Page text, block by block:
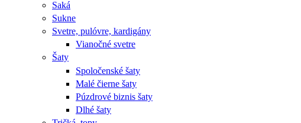
Saká
Sukne
Svetre, pulóvre, kardigány
Vianočné svetre
Šaty
Spoločenské šaty
Malé čierne šaty
Púzdrové biznis šaty
Dlhé šaty